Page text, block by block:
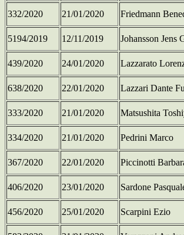
332/2020 21/01/2020 Friedmann
5194/2019 12/11/2019 Johansson Jens
439/2020 24/01/2020 Lazzarato
638/2020 22/01/2020 Lazzari Dante
333/2020 21/01/2020 Matsushita
334/2020 21/01/2020 Pedrini Marco
367/2020 22/01/2020 Piccinotti
406/2020 23/01/2020 Sardone
456/2020 25/01/2020 Scarpini Ezio